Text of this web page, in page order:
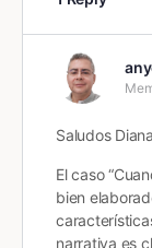
Saludos Diana
El caso
bien
narrativa es